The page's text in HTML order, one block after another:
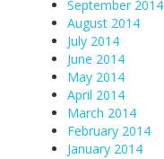
September 2014
August 2014
July 2014
June 2014
May 2014
April 2014
March 2014
February 2014
January 2014